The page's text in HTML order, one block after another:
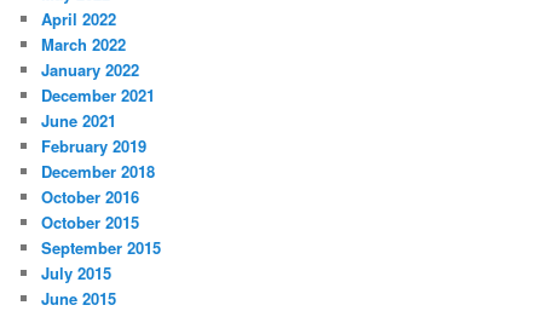
April 2022
March 2022
January 2022
December 2021
June 2021
February 2019
December 2018
October 2016
October 2015
September 2015
July 2015
June 2015